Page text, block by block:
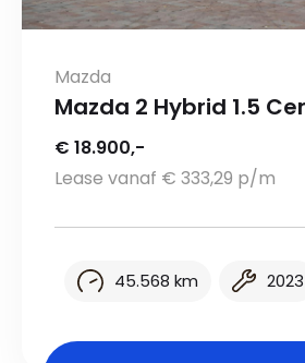
Mazda
Mazda 2 Hybrid 1.5
€ 18.900,-
Lease vanaf € 333,29 p/m
45.568 km 2023